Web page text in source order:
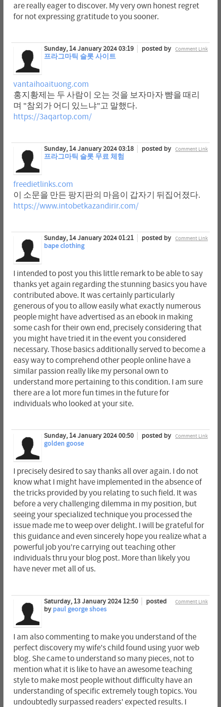
are really eager to discover. My very own honest regret
for not expressing gratitude to you sooner.
Comment Link
Sunday, 14 January 2024 03:19
posted by
프라그마틱 슬롯 사이트
vantaihoaituong.com
홍지황제는 두 사람이 오는 것을 보자마자 뺨을 때리
며 "참외가 어디 있느냐"고 말했다.
https://3aqartop.com/
Comment Link
Sunday, 14 January 2024 03:18
posted by
프라그마틱 슬롯 무료 체험
freedietlinks.com
이 소문을 만든 팡지판의 마음이 갑자기 뒤집어졌다.
https://www.intobetkazandirir.com/
Comment Link
Sunday, 14 January 2024 01:21
posted by
bape clothing
I intended to post you this little remark to be able to say
thanks yet again regarding the stunning basics you have
contributed above. It was certainly particularly
generous of you to allow easily what exactly numerous
people might have advertised as an ebook in making
some cash for their own end, precisely considering that
you might have tried it in the event you considered
necessary. Those basics additionally served to become a
easy way to comprehend other people online have a
similar passion really like my personal own to
understand more pertaining to this condition. I am sure
there are a lot more fun times in the future for
individuals who looked at your site.
Comment Link
Sunday, 14 January 2024 00:50
posted by
golden goose
I precisely desired to say thanks all over again. I do not
know what I might have implemented in the absence of
the tricks provided by you relating to such field. It was
before a very challenging dilemma in my position, but
seeing your specialized technique you processed the
issue made me to weep over delight. I will be grateful for
this guidance and even sincerely hope you realize what a
powerful job you're carrying out teaching other
individuals thru your blog post. More than likely you
have never met all of us.
Comment Link
Saturday, 13 January 2024 12:50
posted
by paul george shoes
I am also commenting to make you understand of the
perfect discovery my wife's child found using yuor web
blog. She came to understand so many pieces, not to
mention what it is like to have an awesome teaching
style to make most people without difficulty have an
understanding of specific extremely tough topics. You
undoubtedly surpassed readers' expected results. I